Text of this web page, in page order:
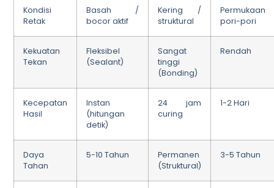
Kondisi
Retak
Basah /
bocor aktif
Kering /
struktural
pori-pori
Kekuatan
Tekan
Fleksibel
(Sealant)
Sangat
tinggi
(Bonding)
Rendah
Kecepatan
Hasil
Instan
(hitungan
detik)
24 jam
curing
1-2 Hari
Daya
Tahan
5-10 Tahun
Permanen
(Struktural)
3-5 Tahun